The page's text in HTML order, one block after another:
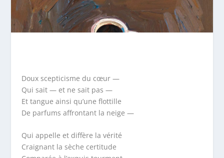
Doux scepticisme du cœur —
Qui sait — et ne sait pas —
Et tangue ainsi qu’une flottille
De parfums affrontant la neige —
Qui appelle et diffère la vérité
Craignant la sèche certitude